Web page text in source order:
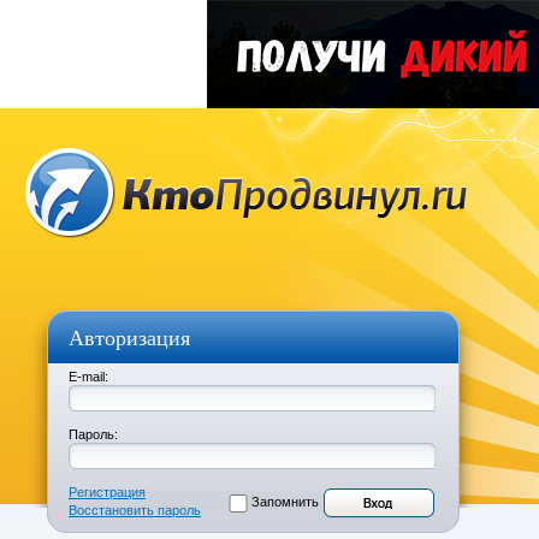
Авторизация
E-mail:
Пароль:
Регистрация
Восстановить пароль
Запомнить